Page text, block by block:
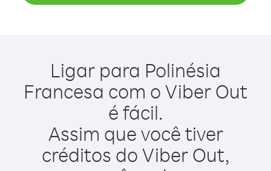
Ligar para Polinésia
Francesa com o Viber Out
é fácil.
Assim que você tiver
créditos do Viber Out,